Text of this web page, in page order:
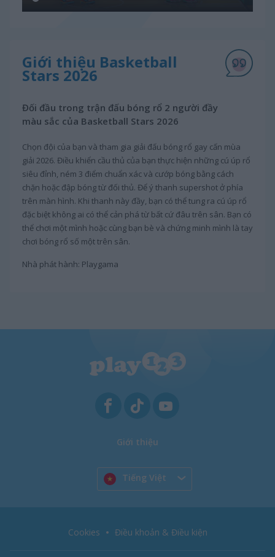
Giới thiệu Basketball
Stars 2026
Đối đầu trong trận đấu bóng rổ 2 người đầy
màu sắc của Basketball Stars 2026
Chọn đội của bạn và tham gia giải đấu bóng rổ gay cấn mùa
giải 2026. Điều khiển cầu thủ của bạn thực hiện những cú úp rổ
siêu đỉnh, ném 3 điểm chuẩn xác và cướp bóng bằng cách
chặn hoặc đập bóng từ đối thủ. Để ý thanh supershot ở phía
trên màn hình. Khi thanh này đầy, bạn có thể tung ra cú úp rổ
đặc biệt không ai có thể cản phá từ bất cứ đâu trên sân. Bạn có
thể chơi một mình hoặc cùng bạn bè và chứng minh mình là tay
chơi bóng rổ số một trên sân.
Nhà phát hành: Playgama
Giới thiệu
Tiếng Việt
Cookies Điều khoản & Điều kiện